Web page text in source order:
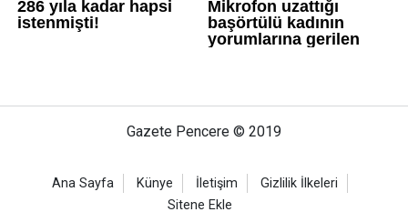
Gazete Pencere © 2019
Ana Sayfa Künye İletişim
Gizlilik İlkeleri
Sitene Ekle